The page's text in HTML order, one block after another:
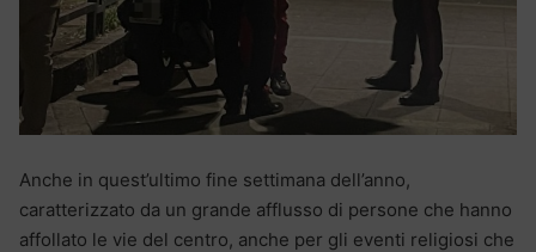
Anche in quest’ultimo fine settimana dell’anno,
caratterizzato da un grande afflusso di persone che hanno
affollato le vie del centro, anche per gli eventi religiosi che